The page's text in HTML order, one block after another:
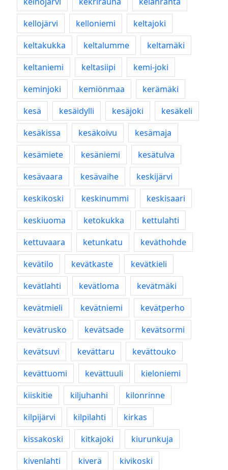
kellojärvi
kelloniemi
keltajoki
keltakukka
keltalumme
keltamäki
keltaniemi
keltasiipi
kemi-joki
keminjoki
kemiönmaa
kerämäki
kesä
kesäidylli kesäjoki
kesäkeli
kesäkissa
kesäkoivu
kesämaja
kesämiete
kesäniemi
kesätulva
kesävaara
kesävaihe
keskijärvi
keskikoski
keskinummi
keskisaari
keskiuoma
ketokukka
kettulahti
kettuvaara
ketunkatu
keväthohde
kevätilo
kevätkaste
kevätkieli
kevätlahti
kevätloma
kevätmäki
kevätmieli
kevätniemi
kevätperho
kevätrusko
kevätsade
kevätsormi
kevätsuvi
kevättaru
kevättouko
kevättuomi
kevättuuli
kieloniemi
kiiskitie
kiljuhanhi
kilonrinne
kilpijärvi
kilpilahti
kirkas
kissakoski
kitkajoki
kiurunkuja
kivenlahti
kiverä
kivikoski